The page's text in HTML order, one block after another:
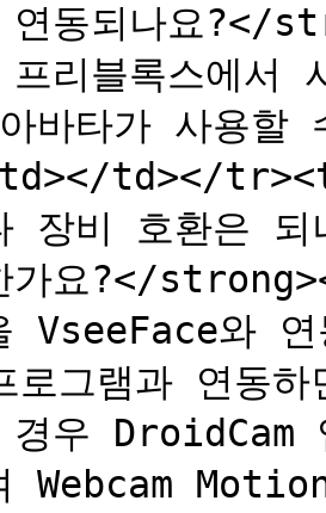
연동되나요?</
프리블록스에
바타가 사용할
td></
장비 호환은
가요?</
VseeFace와
그램과 연동
경우 DroidCam
Webcam